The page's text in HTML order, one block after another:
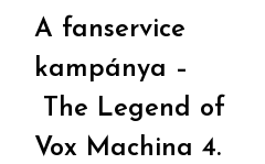
A fanservice
kampánya –
The Legend of
Vox Machina 4.